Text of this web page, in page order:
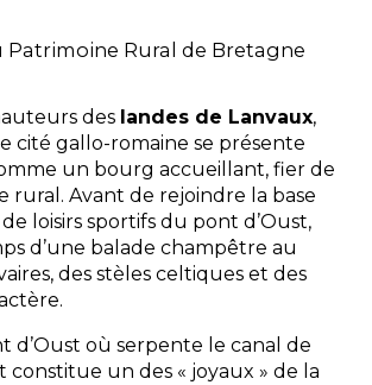
Rural de Bretagne
des landes de Lanvaux,
cité gallo-romaine se présente
un bourg accueillant, fier de
rural. Avant de rejoindre la base
loisirs sportifs du pont d’Oust,
d’une balade champêtre au
des stèles celtiques et des
d’Oust où serpente le canal de
constitue un des « joyaux » de la